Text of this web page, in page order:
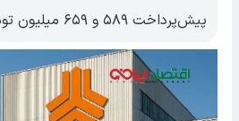
پیش‌پرداخت ۵۸۹ و ۶۵۹ میلیون تومانی را واریز کنند.